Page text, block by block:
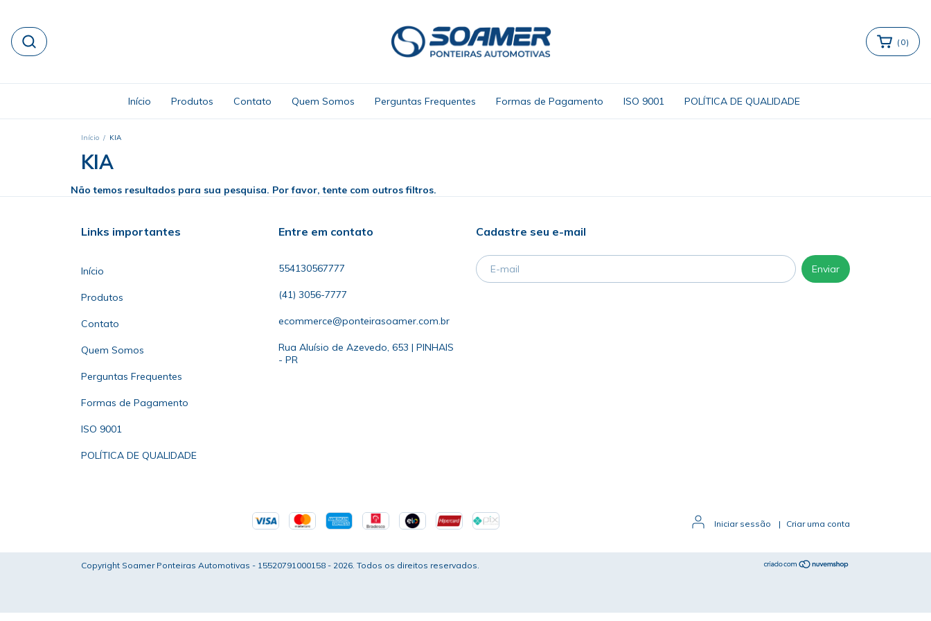
( 0)
Início Produtos Contato Quem Somos Perguntas Frequentes Formas de Pagamento ISO 9001 POLÍTICA DE QUALIDADE
Início / KIA
KIA
Não temos resultados para sua pesquisa. Por favor, tente com outros filtros.
Links importantes
Início
Produtos
Contato
Quem Somos
Perguntas Frequentes
Formas de Pagamento
ISO 9001
POLÍTICA DE QUALIDADE
Entre em contato
554130567777
(41) 3056-7777
ecommerce@ponteirasoamer.com.br
Rua Aluísio de Azevedo, 653 | PINHAIS
- PR
Cadastre seu e-mail
Iniciar sessão | Criar uma conta
Copyright Soamer Ponteiras Automotivas - 15520791000158 - 2026. Todos os direitos reservados.